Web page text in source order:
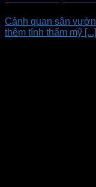
Cảnh quan sân
thêm tính thẩm mỹ [...]